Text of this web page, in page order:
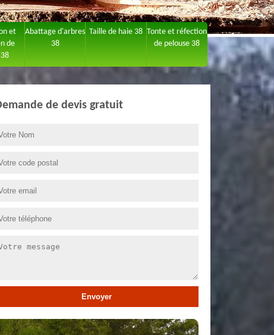
et
de
Abattage d'arbres
38
Taille de haie 38 Tonte et réfection
de pelouse 38
de devis gratuit